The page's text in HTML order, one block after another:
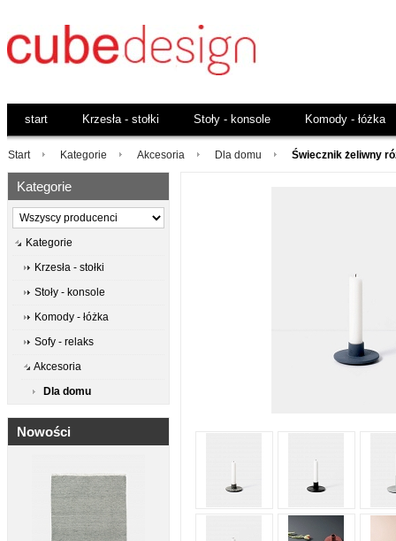
start Krzesła - stołki Stoły - konsole Komody - łóżka
Start Kategorie Akcesoria Dla domu Świecznik żeliwny
Kategorie
Kategorie
Krzesła - stołki
Stoły - konsole
Komody - łóżka
Sofy - relaks
Akcesoria
Dla domu
Nowości